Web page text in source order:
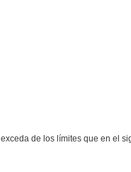
de los límites que en el